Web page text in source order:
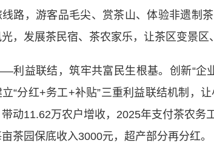
路，游客品毛尖、赏茶山、体验非遗制
，发展茶民宿、茶农家乐，让茶区变景区
联结，筑牢共富民生根基。创新“企业
“分红+务工+补贴”三重利益联结机制，
动11.62万农户增收，2025年支付茶农务
茶园保底收入3000元，超产部分再分红。